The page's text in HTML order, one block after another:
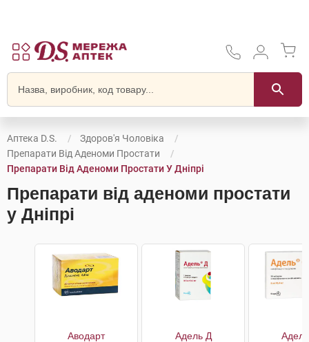
Аптека D.S.
Здоров'я Чоловіка
Препарати Від Аденоми Простати
Препарати Від Аденоми Простати У Дніпрі
Препарати від аденоми простати
у Дніпрі
Аводарт Адель Д